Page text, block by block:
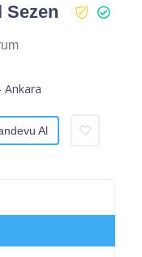
Sezen
Ankara
Al